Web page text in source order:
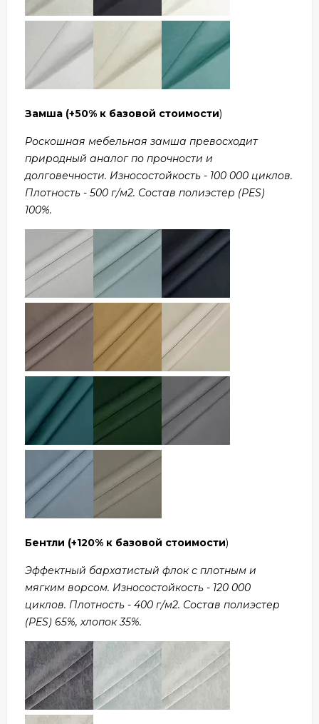
Замша (+50% к базовой стоимости)
Роскошная мебельная замша превосходит
природный аналог по прочности и
долговечности. Износостойкость - 100 000 циклов.
Плотность - 500 г/м2. Состав полиэстер (PES)
100%.
Бентли (+120% к базовой стоимости)
Эффектный бархатистый флок с плотным и
мягким ворсом. Износостойкость - 120 000
циклов. Плотность - 400 г/м2. Состав полиэстер
(PES) 65%, хлопок 35%.